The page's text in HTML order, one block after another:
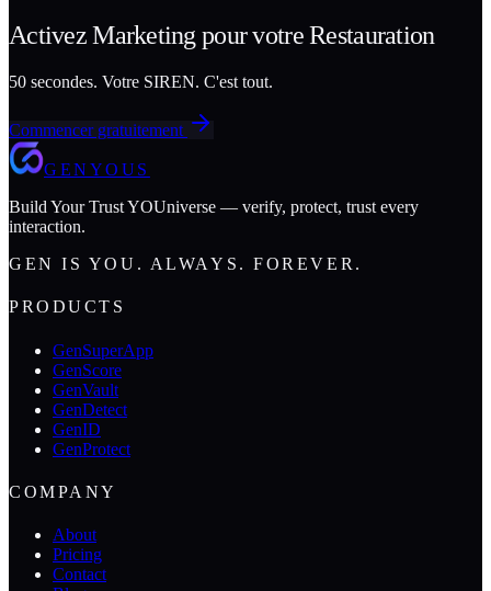
ActivezMarketing pour votreRestauration
50 secondes. Votre SIREN. C'est tout.
Commencer gratuitement
GENYOUS
Build Your Trust YOUniverse — verify, protect, trust every
interaction.
GEN IS YOU. ALWAYS. FOREVER.
PRODUCTS
GenSuperApp
GenScore
GenVault
GenDetect
GenID
GenProtect
COMPANY
About
Pricing
Contact